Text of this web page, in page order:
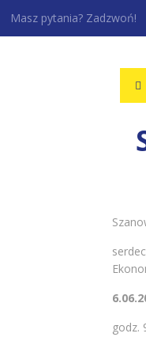
Masz pytania? Zadzwoń!
godz.